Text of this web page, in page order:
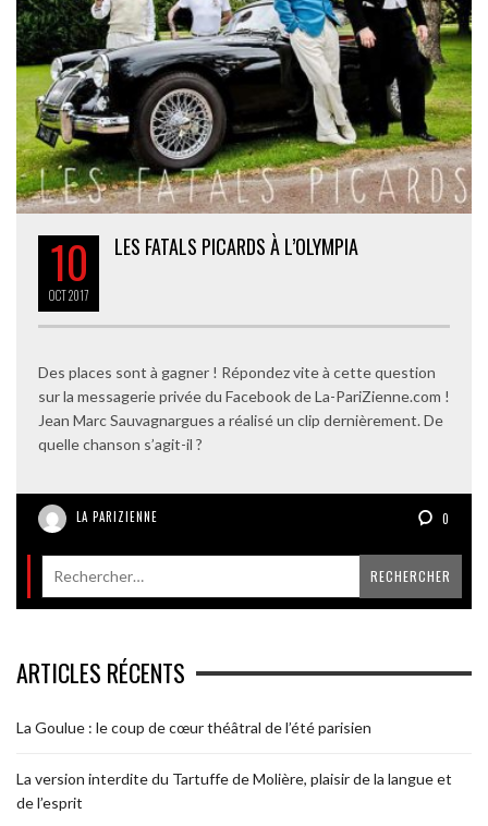
10
OCT2017
LES FATALS PICARDS À L’OLYMPIA
Des places sont à gagner ! Répondez vite à cette question
sur la messagerie privée du Facebook de La-PariZienne.com !
Jean Marc Sauvagnargues a réalisé un clip dernièrement. De
quelle chanson s’agit-il ?
LA PARIZIENNE 0
ARTICLES RÉCENTS
La Goulue : le coup de cœur théâtral de l’été parisien
La version interdite du Tartuffe de Molière, plaisir de la langue et
de l’esprit